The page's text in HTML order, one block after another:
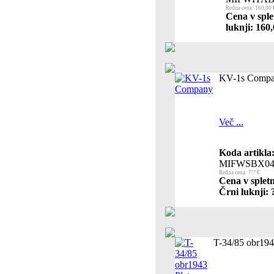
Redna cena: 160,00
Cena v
luknji:
KV-1s
Več ...
Koda artikla:
MIFWSBX04
Redna cena: ??? €
Cena v
Črni luknji:
T-34/85